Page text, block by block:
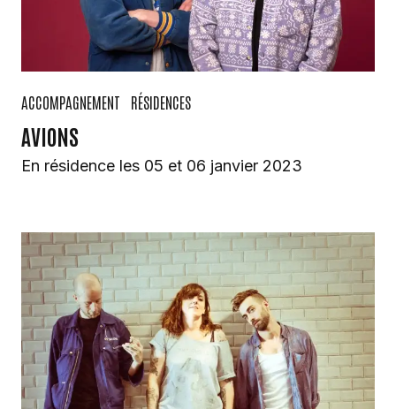
ACCOMPAGNEMENT RÉSIDENCES
AVIONS
En résidence les 05 et 06 janvier 2023